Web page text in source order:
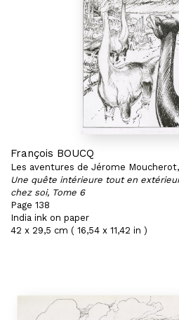
François BOUCQ
Les aventures de Jérome Moucherot,
Une quête intérieure tout en
chez soi, Tome 6
Page 138
India ink on paper
42 x 29,5 cm ( 16,54 x 11,42 in )